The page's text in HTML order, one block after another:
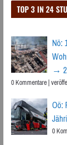
TOP 3 IN 24
Nö:
→
0 Kommentare|
Oö:
0